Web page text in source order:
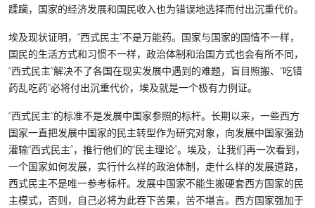
蹂躏，国家的经济发展和国民收入也为错误地选择而付出沉重代价。
埃及现状证明，“西式民主”不是万能药。国家与国家的国情不一样，
国民的生活方式和习惯不一样，政治体制和治国方式也会有所不同，
“西式民主”解决不了各国在现实发展中遇到的难题，盲目照搬、“吃错
药乱吃药”必将付出沉重代价，埃及就是一个极有力例证。
“西式民主”的标准不是发展中国家参照的标杆。长期以来，一些西方
国家一直把发展中国家的民主转型作为研究对象，向发展中国家强劲
灌输“西式民主”，推行他们的“民主理论”。埃及，让我们再一次看到，
一个国家如何发展，实行什么样的政治体制，走什么样的发展道路，
西式民主不是唯一参考标杆。发展中国家不能生搬硬套西方国家的民
主模式，否则，自己必将为此吞下苦果，苦不堪言。西方国家强加于